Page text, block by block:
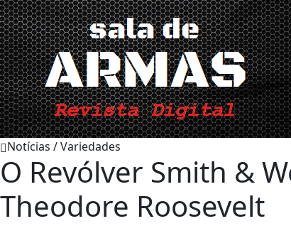
Notícias / Variedades
O Revólver Smith &
Theodore Roosevelt